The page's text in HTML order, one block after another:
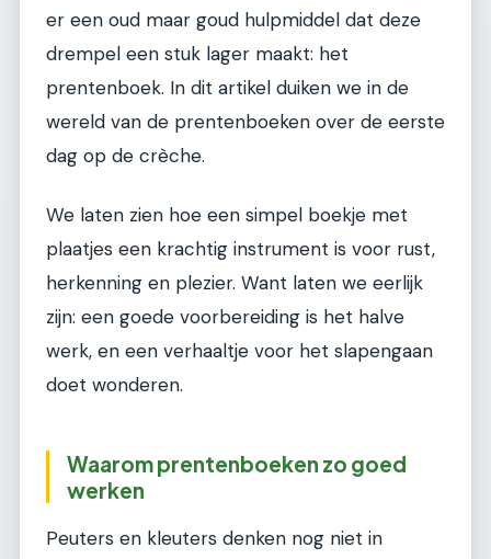
er een oud maar goud hulpmiddel dat deze
drempel een stuk lager maakt: het
prentenboek. In dit artikel duiken we in de
wereld van de prentenboeken over de eerste
dag op de crèche.
We laten zien hoe een simpel boekje met
plaatjes een krachtig instrument is voor rust,
herkenning en plezier. Want laten we eerlijk
zijn: een goede voorbereiding is het halve
werk, en een verhaaltje voor het slapengaan
doet wonderen.
Waarom prentenboeken zo goed
werken
Peuters en kleuters denken nog niet in